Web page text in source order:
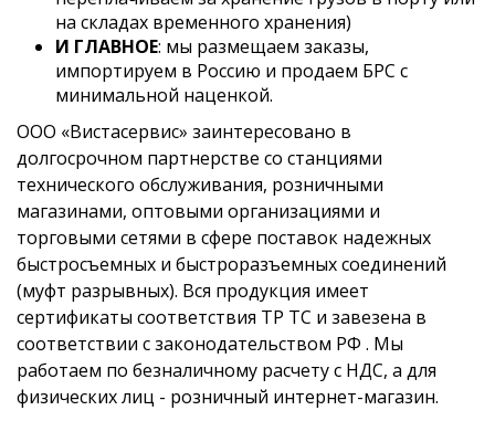
на складах временного хранения)
И ГЛАВНОЕ: мы размещаем заказы,
импортируем в Россию и продаем БРС с
минимальной наценкой.
ООО «Вистасервис» заинтересовано в
долгосрочном партнерстве со станциями
технического обслуживания, розничными
магазинами, оптовыми организациями и
торговыми сетями в сфере поставок надежных
быстросъемных и быстроразъемных соединений
(муфт разрывных). Вся продукция имеет
сертификаты соответствия ТР ТС и завезена в
соответствии с законодательством РФ . Мы
работаем по безналичному расчету с НДС, а для
физических лиц - розничный интернет-магазин.